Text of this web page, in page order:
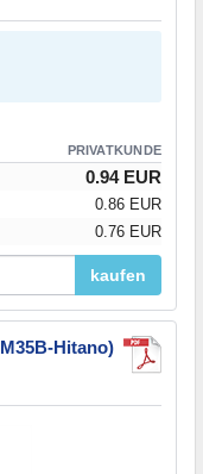
PRIVATKUNDE
0.94 EUR
0.86 EUR
0.76 EUR
kaufen
Hitano)